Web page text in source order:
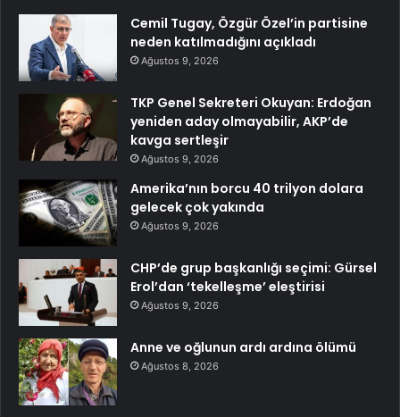
Cemil Tugay, Özgür Özel’in partisine
neden katılmadığını açıkladı
Ağustos 9, 2026
TKP Genel Sekreteri Okuyan: Erdoğan
yeniden aday olmayabilir, AKP’de
kavga sertleşir
Ağustos 9, 2026
Amerika’nın borcu 40 trilyon dolara
gelecek çok yakında
Ağustos 9, 2026
CHP’de grup başkanlığı seçimi: Gürsel
Erol’dan ‘tekelleşme’ eleştirisi
Ağustos 9, 2026
Anne ve oğlunun ardı ardına ölümü
Ağustos 8, 2026